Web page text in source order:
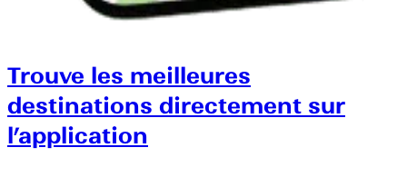
Trouve les meilleures
destinations directement sur
l’application